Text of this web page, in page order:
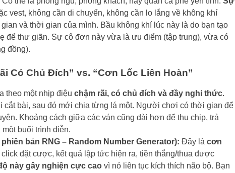
vest, không cần di chuyển, không cần lo lắng về không khí
và thời gian của mình. Bầu không khí lúc này là do bạn tạo
để thư giãn. Sự cô đơn này vừa là ưu điểm (tập trung), vừa có
đồng).
Có Chủ Đích” vs. “Cơn Lốc Liên Hoàn”
theo một nhịp điệu chậm rãi, có chủ đích và đầy nghi thức.
bài, sau đó mới chia từng lá một. Người chơi có thời gian để
Khoảng cách giữa các ván cũng dài hơn để thu chip, trả
buổi trình diễn.
bản RNG – Random Number Generator): Đây là cơn
click đặt cược, kết quả lập tức hiện ra, tiền thắng/thua được
này gây nghiện cực cao vì nó liên tục kích thích não bộ. Bạn